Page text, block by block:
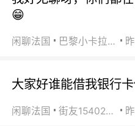
😁
闲聊法国 巴黎小卡拉咪
大家好谁能借我银行
闲聊法国 街友15402223